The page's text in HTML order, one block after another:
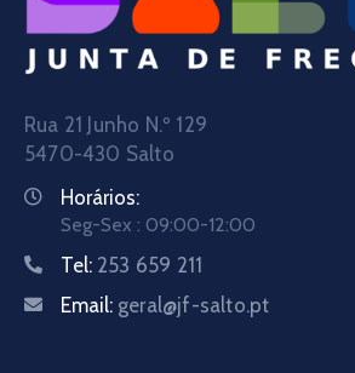
Rua 21 Junho N.º 129
5470-430 Salto
Horários:
Seg-Sex : 09:00-12:00
Tel: 253 659 211
Email: geral@jf-salto.pt